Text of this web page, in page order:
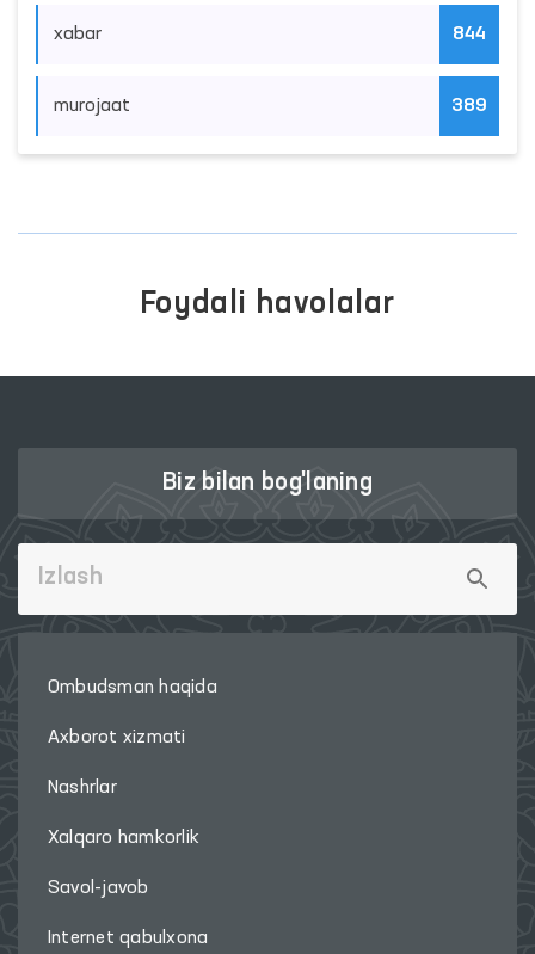
xabar 844
murojaat 389
Foydali havolalar
Biz bilan bog'laning
Ombudsman haqida
Axborot xizmati
Nashrlar
Xalqaro hamkorlik
Savol-javob
Internet qabulxona